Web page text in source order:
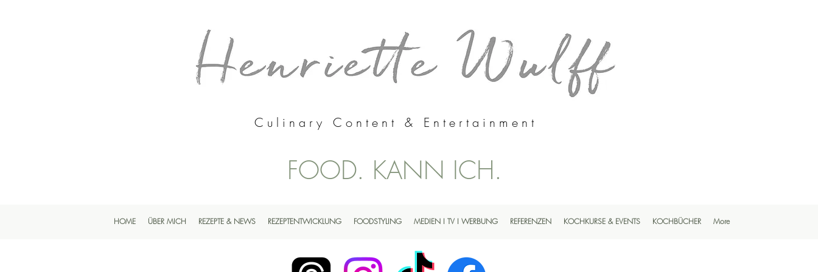
Culinary Content & Entertainment
FOOD. KANN ICH.
HOME ÜBER MICH REZEPTE & NEWS REZEPTENTWICKLUNG FOODSTYLING MEDIEN I TV I WERBUNG REFERENZEN KOCHKURSE & EVENTS KOCHBÜCHER More